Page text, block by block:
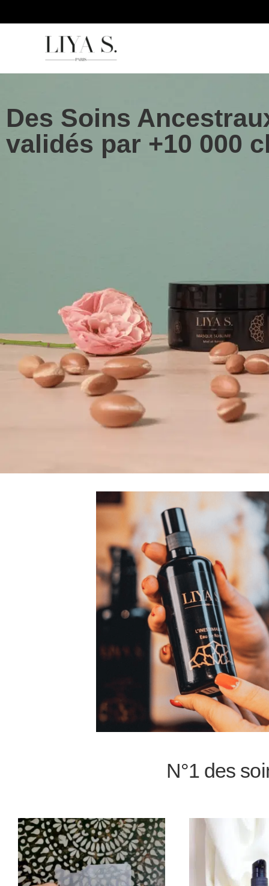
Des Soins
validés par +10 000
N°1 des